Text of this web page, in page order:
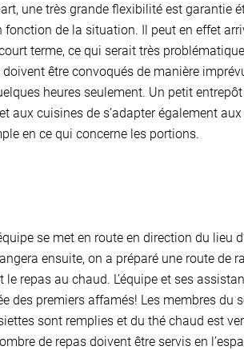
une très grande flexibilité est garantie
de la situation. Il peut en effet
terme, ce qui serait très
être convoqués de manière
heures seulement. Un petit
aux cuisines de s’adapter également
en ce qui concerne les portions.
se met en route en direction du lieu
ensuite, on a préparé une route de
repas au chaud. L’équipe et ses
des premiers affamés! Les membres du
sont remplies et du thé chaud est
de repas doivent être servis en